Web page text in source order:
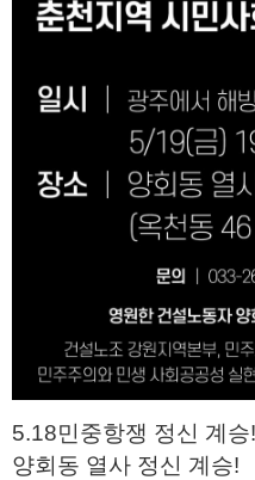
5.18민중항쟁 정신 계
양회동 열사 정신 계승!